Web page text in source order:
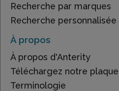
Recherche par marques
Recherche personnalisée
À propos
À propos d'Anterity
Téléchargez notre
Terminologie